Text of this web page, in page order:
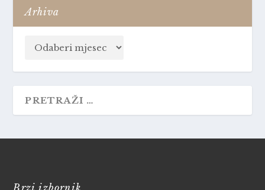
Arhiva
Brzi izbornik